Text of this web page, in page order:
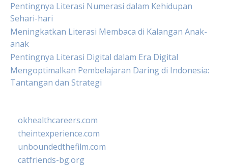
Pentingnya Literasi Numerasi dalam Kehidupan
Sehari-hari
Meningkatkan Literasi Membaca di Kalangan Anak-
anak
Pentingnya Literasi Digital dalam Era Digital
Mengoptimalkan Pembelajaran Daring di Indonesia:
Tantangan dan Strategi
okhealthcareers.com
theintexperience.com
unboundedthefilm.com
catfriends-bg.org